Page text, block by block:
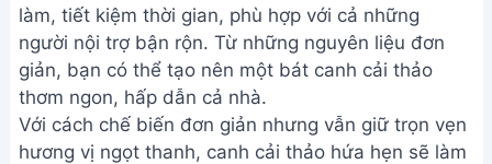
làm, tiết kiệm thời gian, phù hợp với cả những
người nội trợ bận rộn. Từ những nguyên liệu đơn
giản, bạn có thể tạo nên một bát canh cải thảo
thơm ngon, hấp dẫn cả nhà.
Với cách chế biến đơn giản nhưng vẫn giữ trọn vẹn
hương vị ngọt thanh, canh cải thảo hứa hẹn sẽ làm